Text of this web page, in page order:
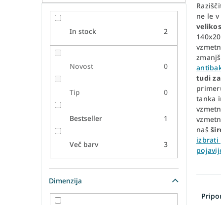
In stock 2
Novost 0
Tip 0
Bestseller 1
Več barv 3
Dimenzija
ne le
tudi
tanka
naš
izbrati